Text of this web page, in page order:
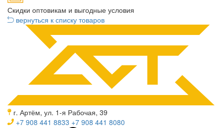
Скидки оптовикам и выгодные условия
вернуться к списку товаров
г. Артём, ул. 1-я Рабочая, 39
+7 908 441 8833 +7 908 441 8080